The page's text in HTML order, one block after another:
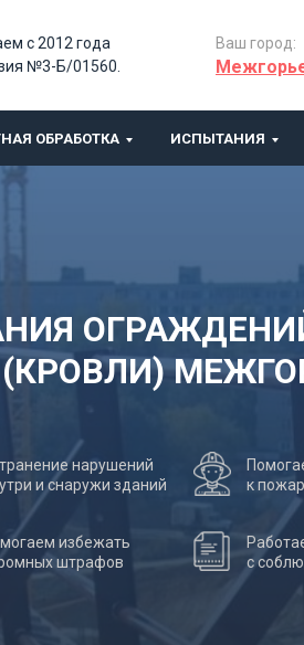
с 2012 года
№3-Б/01560.
Ваш город:
ОБРАБОТКА ИСПЫТАНИЯ
нарушений
и снаружи зданий
избежать
штрафов
к
с